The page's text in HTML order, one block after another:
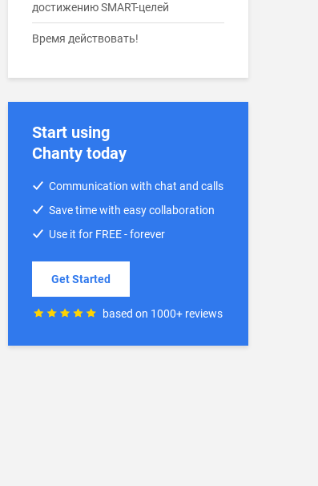
достижению SMART-целей
Время действовать!
Start using
Chanty today
Communication with chat and calls
Save time with easy collaboration
Use it for FREE - forever
Get Started
based on 1000+ reviews